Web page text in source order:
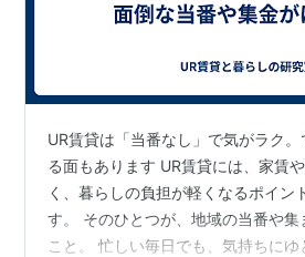
UR賃貸は「当番なし」で気がラク
る面もあります UR賃貸には、家賃
く、暮らしの負担が軽くなるポイン
す。 そのひとつが、地域の当番や
こと。 忙しい毎日でも、気持ちにゆ